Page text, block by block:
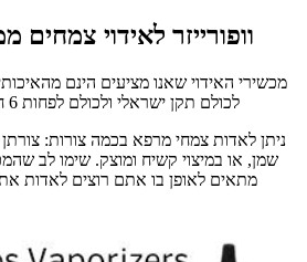
וופורייזר לאידוי צמחים
מכשירי האידוי שאנו מציעים הינם
לכולם תקן ישראלי ולכולם לפחות 6 חודשי אחריות יצרן
ניתן לאדות צמחי מרפא בכמה צורות: צורתן
שמן, או במיצוי קשיח ומוצק. שימו לב
מתאים לאופן בו אתם רוצים לאדות